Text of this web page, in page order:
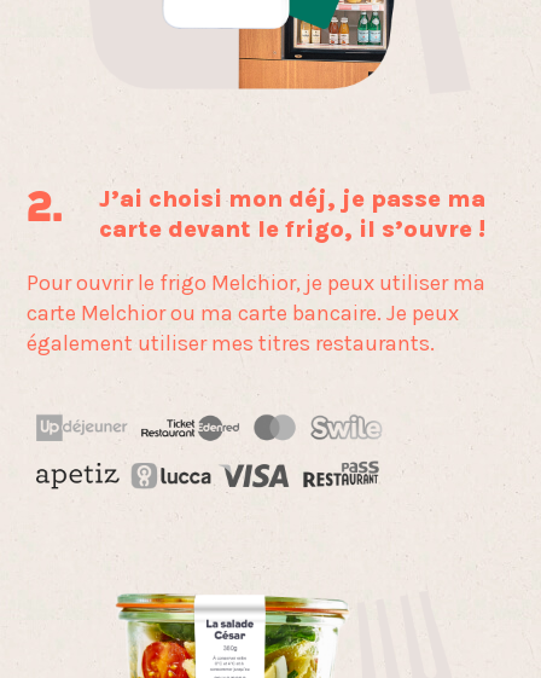
2.
J’ai choisi mon déj, je passe ma
carte devant le frigo, il s’ouvre !
Pour ouvrir le frigo Melchior, je peux utiliser ma
carte Melchior ou ma carte bancaire. Je peux
également utiliser mes titres restaurants.